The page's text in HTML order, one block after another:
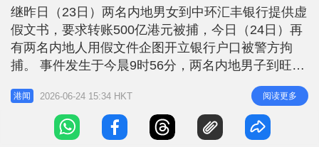
0
5
n
i
-
P
u
r
e
继昨日（23日）两名内地男女到中环汇丰银行提供虚
假文书，要求转账500亿港元被捕，今日（24日）再
有两名内地人用假文件企图开立银行户口被警方拘
捕。 事件发生于今晨9时56分，两名内地男子到旺角
弥敦道673号汇丰银行企图开立户口，职员发现他们
疑用虚假文件开户口于是报警。警员接报到场经调查
后，拘捕两人涉嫌「行使虚假文书」，二人现正被扣
留调查，案件交由旺角警区刑事调查队第五队跟进。
港闻 2026-06-24 15:34 HKT 阅读更多